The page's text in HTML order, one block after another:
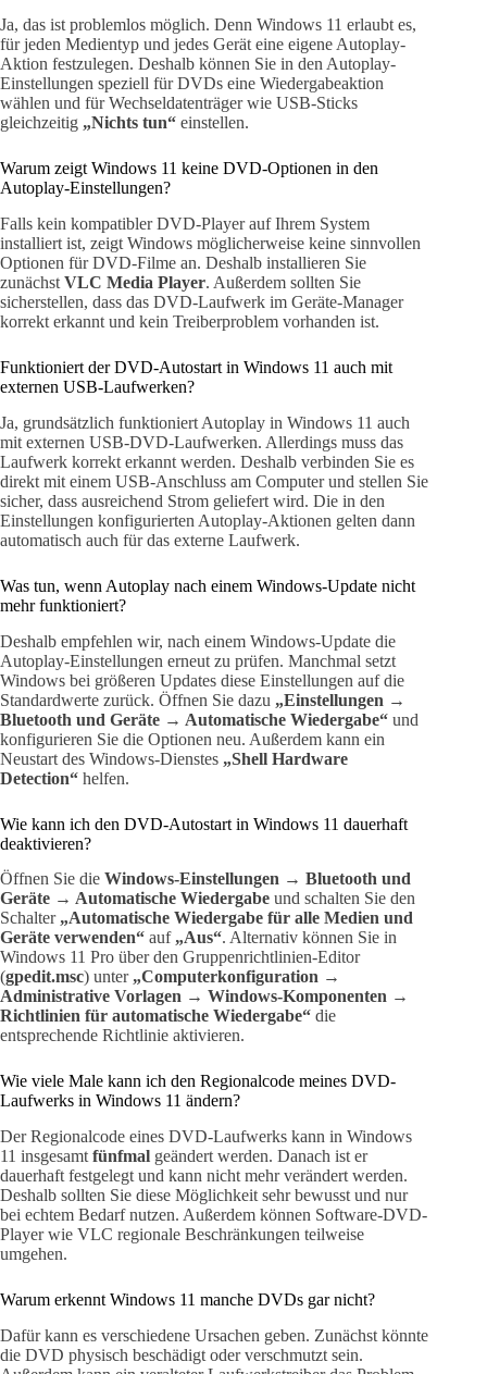
Ja, das ist problemlos möglich. Denn Windows 11 erlaubt es,
für jeden Medientyp und jedes Gerät eine eigene Autoplay-
Aktion festzulegen. Deshalb können Sie in den Autoplay-
Einstellungen speziell für DVDs eine Wiedergabeaktion
wählen und für Wechseldatenträger wie USB-Sticks
gleichzeitig „Nichts tun“ einstellen.
Warum zeigt Windows 11 keine DVD-Optionen in den
Autoplay-Einstellungen?
Falls kein kompatibler DVD-Player auf Ihrem System
installiert ist, zeigt Windows möglicherweise keine sinnvollen
Optionen für DVD-Filme an. Deshalb installieren Sie
zunächst VLC Media Player. Außerdem sollten Sie
sicherstellen, dass das DVD-Laufwerk im Geräte-Manager
korrekt erkannt und kein Treiberproblem vorhanden ist.
Funktioniert der DVD-Autostart in Windows 11 auch mit
externen USB-Laufwerken?
Ja, grundsätzlich funktioniert Autoplay in Windows 11 auch
mit externen USB-DVD-Laufwerken. Allerdings muss das
Laufwerk korrekt erkannt werden. Deshalb verbinden Sie es
direkt mit einem USB-Anschluss am Computer und stellen Sie
sicher, dass ausreichend Strom geliefert wird. Die in den
Einstellungen konfigurierten Autoplay-Aktionen gelten dann
automatisch auch für das externe Laufwerk.
Was tun, wenn Autoplay nach einem Windows-Update nicht
mehr funktioniert?
Deshalb empfehlen wir, nach einem Windows-Update die
Autoplay-Einstellungen erneut zu prüfen. Manchmal setzt
Windows bei größeren Updates diese Einstellungen auf die
Standardwerte zurück. Öffnen Sie dazu „Einstellungen →
Bluetooth und Geräte → Automatische Wiedergabe“ und
konfigurieren Sie die Optionen neu. Außerdem kann ein
Neustart des Windows-Dienstes „Shell Hardware
Detection“ helfen.
Wie kann ich den DVD-Autostart in Windows 11 dauerhaft
deaktivieren?
Öffnen Sie die Windows-Einstellungen → Bluetooth und
Geräte → Automatische Wiedergabe und schalten Sie den
Schalter „Automatische Wiedergabe für alle Medien und
Geräte verwenden“ auf „Aus“. Alternativ können Sie in
Windows 11 Pro über den Gruppenrichtlinien-Editor
(gpedit.msc) unter „Computerkonfiguration →
Administrative Vorlagen → Windows-Komponenten →
Richtlinien für automatische Wiedergabe“ die
entsprechende Richtlinie aktivieren.
Wie viele Male kann ich den Regionalcode meines DVD-
Laufwerks in Windows 11 ändern?
Der Regionalcode eines DVD-Laufwerks kann in Windows
11 insgesamt fünfmal geändert werden. Danach ist er
dauerhaft festgelegt und kann nicht mehr verändert werden.
Deshalb sollten Sie diese Möglichkeit sehr bewusst und nur
bei echtem Bedarf nutzen. Außerdem können Software-DVD-
Player wie VLC regionale Beschränkungen teilweise
umgehen.
Warum erkennt Windows 11 manche DVDs gar nicht?
Dafür kann es verschiedene Ursachen geben. Zunächst könnte
die DVD physisch beschädigt oder verschmutzt sein.